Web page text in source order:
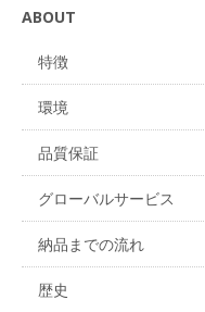
ABOUT
特徴
環境
品質保証
グローバルサービス
納品までの流れ
歴史